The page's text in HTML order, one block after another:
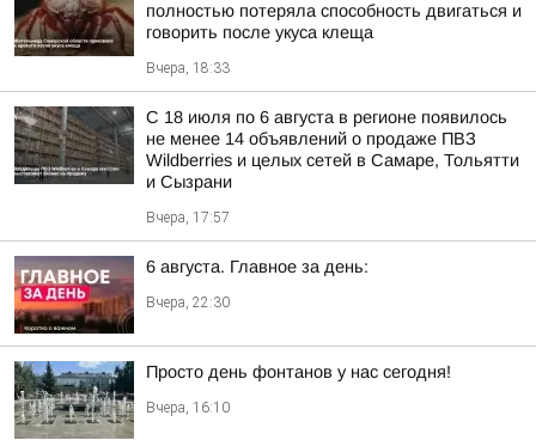
полностью потеряла способность двигаться и
говорить после укуса клеща
Вчера, 18:33
С 18 июля по 6 августа в регионе появилось
не менее 14 объявлений о продаже ПВЗ
Wildberries и целых сетей в Самаре, Тольятти
и Сызрани
Вчера, 17:57
6 августа. Главное за день:
Вчера, 22:30
Просто день фонтанов у нас сегодня!
Вчера, 16:10